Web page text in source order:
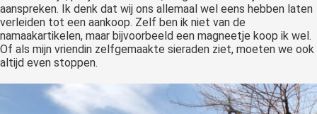
aanspreken. Ik denk dat wij ons allemaal wel eens hebben laten
verleiden tot een aankoop. Zelf ben ik niet van de
namaakartikelen, maar bijvoorbeeld een magneetje koop ik wel.
Of als mijn vriendin zelfgemaakte sieraden ziet, moeten we ook
altijd even stoppen.